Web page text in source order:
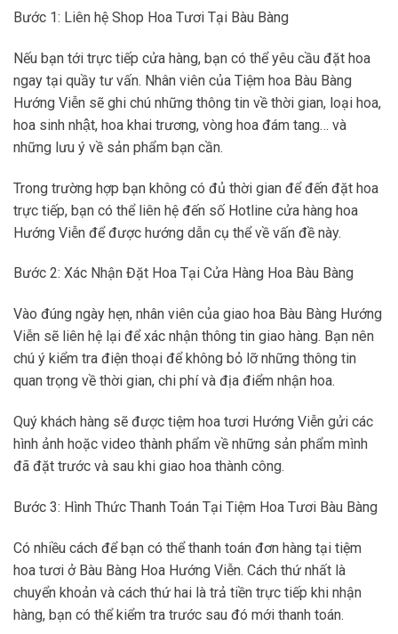
Bước 1: Liên hệ Shop Hoa Tươi Tại Bàu Bàng
Nếu bạn tới trực tiếp cửa hàng, bạn có thể yêu cầu đặt hoa
ngay tại quầy tư vấn. Nhân viên của Tiệm hoa Bàu Bàng
Hướng Viễn sẽ ghi chú những thông tin về thời gian, loại hoa,
hoa sinh nhật, hoa khai trương, vòng hoa đám tang… và
những lưu ý về sản phẩm bạn cần.
Trong trường hợp bạn không có đủ thời gian để đến đặt hoa
trực tiếp, bạn có thể liên hệ đến số Hotline cửa hàng hoa
Hướng Viễn để được hướng dẫn cụ thể về vấn đề này.
Bước 2: Xác Nhận Đặt Hoa Tại Cửa Hàng Hoa Bàu Bàng
Vào đúng ngày hẹn, nhân viên của giao hoa Bàu Bàng Hướng
Viễn sẽ liên hệ lại để xác nhận thông tin giao hàng. Bạn nên
chú ý kiểm tra điện thoại để không bỏ lỡ những thông tin
quan trọng về thời gian, chi phí và địa điểm nhận hoa.
Quý khách hàng sẽ được tiệm hoa tươi Hướng Viễn gửi các
hình ảnh hoặc video thành phẩm về những sản phẩm mình
đã đặt trước và sau khi giao hoa thành công.
Bước 3: Hình Thức Thanh Toán Tại Tiệm Hoa Tươi Bàu Bàng
Có nhiều cách để bạn có thể thanh toán đơn hàng tại tiệm
hoa tươi ở Bàu Bàng Hoa Hướng Viễn. Cách thứ nhất là
chuyển khoản và cách thứ hai là trả tiền trực tiếp khi nhận
hàng, bạn có thể kiểm tra trước sau đó mới thanh toán.